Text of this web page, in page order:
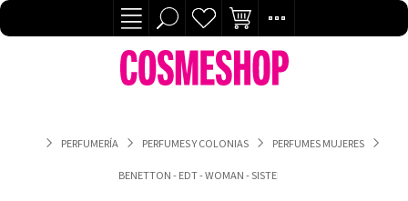
PERFUMERÍA PERFUMES Y COLONIAS PERFUMES MUJERES
BENETTON - EDT - WOMAN - SISTERLAND - RED ROSE - 80 ML -